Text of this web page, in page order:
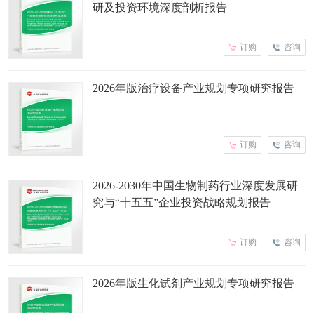
研及投资环境深度剖析报告
咨询
订购
2026年版治疗设备产业规划专项研究报告
咨询
订购
2026-2030年中国生物制药行业深度发展研
究与“十五五”企业投资战略规划报告
咨询
订购
2026年版生化试剂产业规划专项研究报告